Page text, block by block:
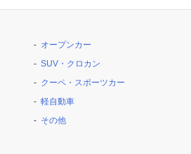
オープンカー
SUV・クロカン
クーペ・スポーツカー
軽自動車
その他